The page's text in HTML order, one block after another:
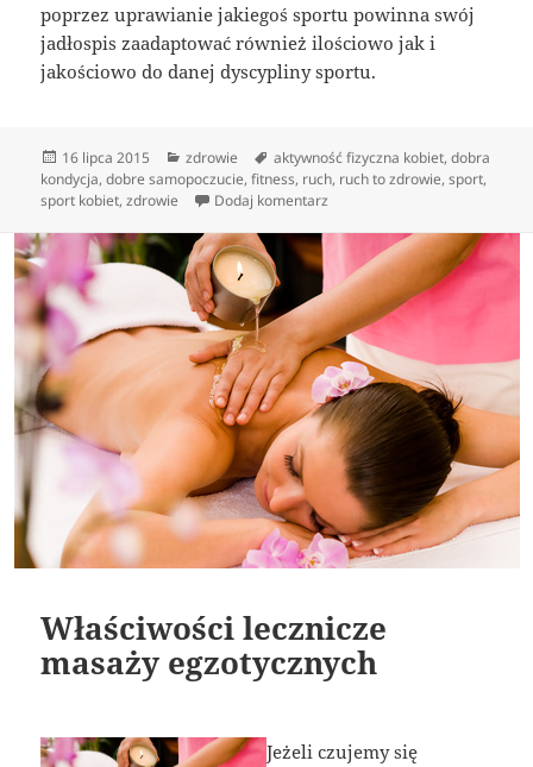
poprzez uprawianie jakiegoś sportu powinna swój
jadłospis zaadaptować również ilościowo jak i
jakościowo do danej dyscypliny sportu.
Data
publikacji
16 lipca 2015 Kategorie
zdrowie Tagi
aktywność fizyczna kobiet,dobra
kondycja,dobre samopoczucie,fitness, ruch, ruch to zdrowie,sport,
sport kobiet,zdrowie Dodaj komentarz
Właściwości lecznicze
masaży egzotycznych
Jeżeli czujemy się